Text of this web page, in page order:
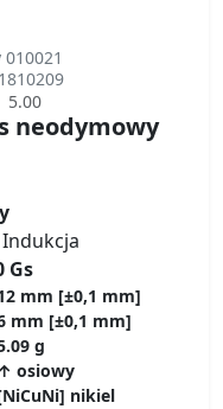
5.00
neodymowy
Indukcja
Gs
mm [±0,1 mm]
mm [±0,1 mm]
g
↑ osiowy
nikiel